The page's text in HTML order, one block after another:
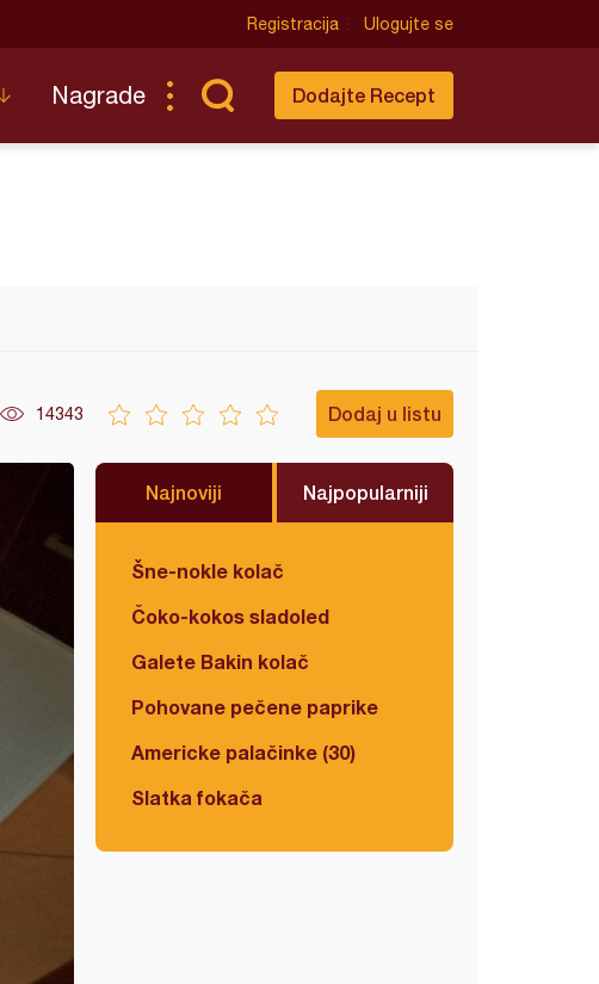
Registracija Ulogujte se
Nagrade Dodajte Recept
14343 Dodaj u listu
Najnoviji Najpopularniji
Šne-nokle kolač
Čoko-kokos sladoled
Galete Bakin kolač
Pohovane pečene paprike
Americke palačinke (30)
Slatka fokača